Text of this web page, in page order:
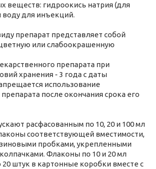
веществ: гидроокись натрия (для
для инъекций.
препарат представляет собой
или слабоокрашенную
препарата при
хранения - 3 года с даты
использование
после окончания срока его
расфасованным по 10, 20 и 100 мл
соответствующей вместимости,
пробками, укрепленными
Флаконы по 10 и 20 мл
штук в картонные коробки вместе с